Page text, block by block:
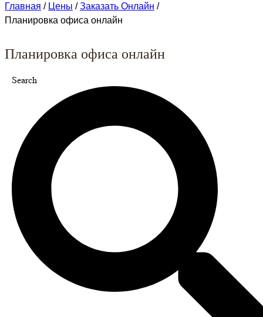
Главная / Цены /Заказать Онлайн /
Планировка офиса онлайн
Планировка офиса онлайн
Search